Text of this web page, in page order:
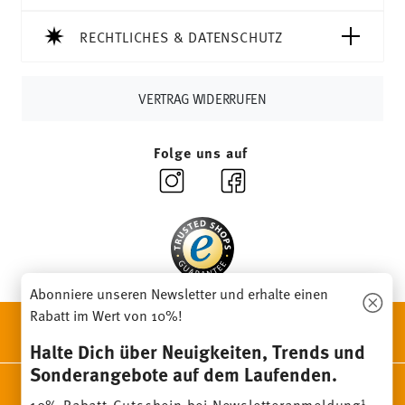
sobald Ihr Paket auf die Reise geht.
Lieferzeit innerhalb Deutschlands:3-5 Werktage für
hier einsehen.
RECHTLICHES & DATENSCHUTZ
VERTRAG WIDERRUFEN
Folge uns auf
ENTDECKE UNSERE MARKEN
Design & Funktionalität für Dein Zuhause
AGB
Abonniere unseren Newsletter und erhalte einen
Rabatt im Wert von 10%!
Halte Dich über Neuigkeiten, Trends und
Sonderangebote auf dem Laufenden.
1